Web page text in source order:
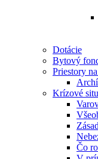
Dotácie
Bytový
Priestory
Krízové
Čo